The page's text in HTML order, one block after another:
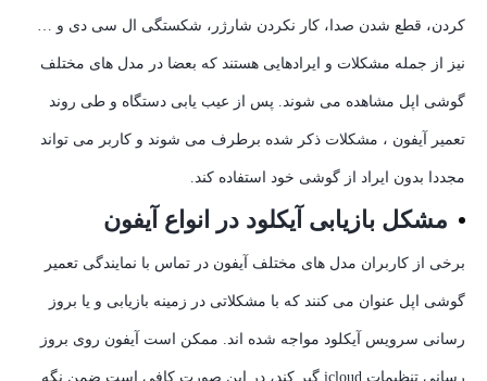
کردن، قطع شدن صدا، کار نکردن شارژر، شکستگی ال سی دی و …
نیز از جمله مشکلات و ایرادهایی هستند که بعضا در مدل های مختلف
گوشی اپل مشاهده می شوند. پس از عیب یابی دستگاه و طی روند
تعمیر آیفون ، مشکلات ذکر شده برطرف می شوند و کاربر می تواند
مجددا بدون ایراد از گوشی خود استفاده کند.
مشکل بازیابی آیکلود در انواع آیفون
برخی از کاربران مدل های مختلف آیفون در تماس با نمایندگی تعمیر
گوشی اپل عنوان می کنند که با مشکلاتی در زمینه بازیابی و یا بروز
رسانی سرویس آیکلود مواجه شده اند. ممکن است آیفون روی بروز
رسانی تنظیمات icloud گیر کند، در این صورت کافی است ضمن نگه